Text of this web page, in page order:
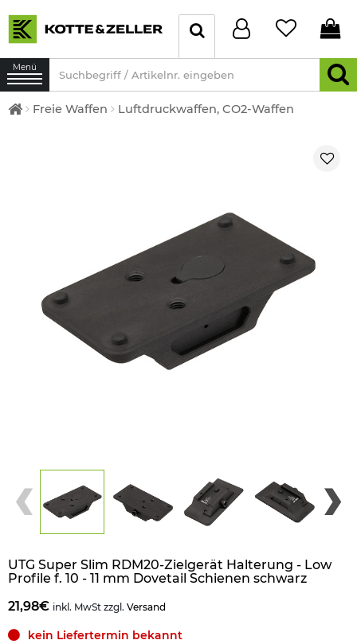
Menü
Freie Waffen Luftdruckwaffen, CO2-Waffen
UTG Super Slim RDM20-Zielgerät Halterung - Low
Profile f. 10 - 11 mm Dovetail Schienen schwarz
21,98€ inkl. MwSt zzgl. Versand
kein Liefertermin bekannt